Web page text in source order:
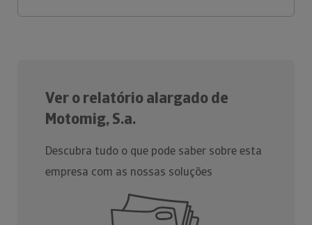
Ver o relatório alargado de
Motomig, S.a.
Descubra tudo o que pode saber sobre esta
empresa com as nossas soluções